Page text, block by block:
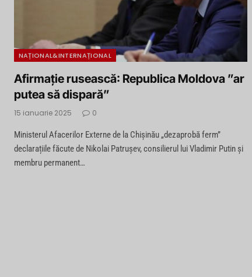
NAȚIONAL&INTERNAȚIONAL
Afirmație rusească: Republica Moldova ”ar
putea să dispară”
15 ianuarie 2025 0
Ministerul Afacerilor Externe de la Chișinău „dezaprobă ferm”
declarațiile făcute de Nikolai Patrușev, consilierul lui Vladimir Putin și
membru permanent…